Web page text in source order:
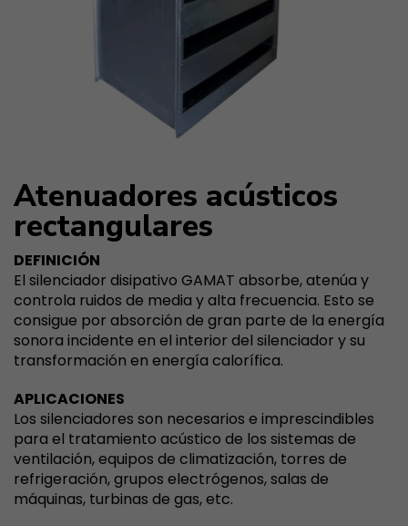
Atenuadores acústicos
rectangulares
DEFINICIÓN
El silenciador disipativo GAMAT absorbe, atenúa y
controla ruidos de media y alta frecuencia. Esto se
consigue por absorción de gran parte de la energía
sonora incidente en el interior del silenciador y su
transformación en energía calorífica.
APLICACIONES
Los silenciadores son necesarios e imprescindibles
para el tratamiento acústico de los sistemas de
ventilación, equipos de climatización, torres de
refrigeración, grupos electrógenos, salas de
máquinas, turbinas de gas, etc.